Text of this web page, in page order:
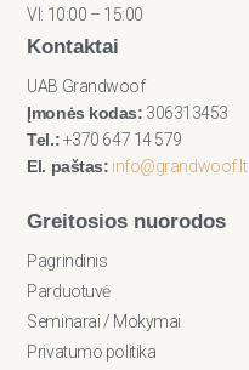
VI: 10:00 – 15:00
Kontaktai
UAB Grandwoof
Įmonės kodas: 306313453
Tel.:+370 647 14 579
El. paštas: info@grandwoof.lt
Greitosios nuorodos
Pagrindinis
Parduotuvė
Seminarai / Mokymai
Privatumo politika